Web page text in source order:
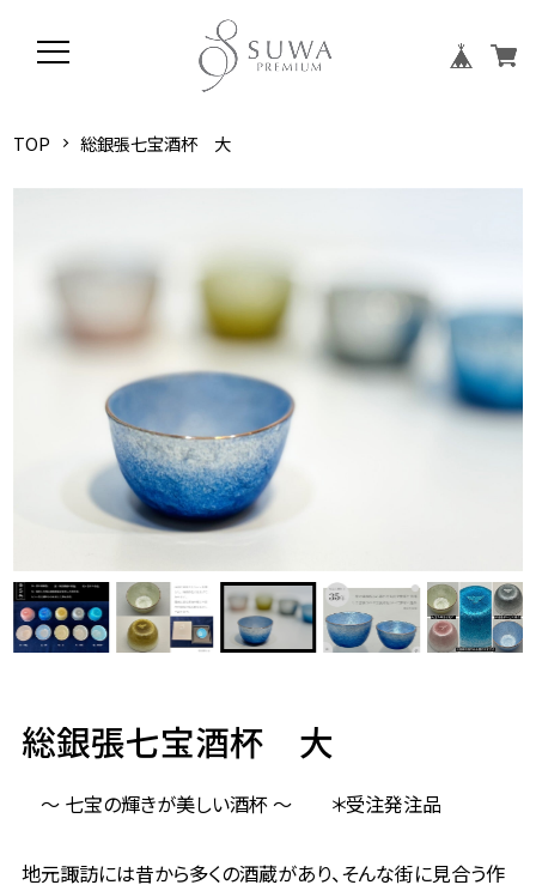
TOP 総銀張七宝酒杯 大
総銀張七宝酒杯 大
〜 七宝の輝きが美しい酒杯 〜 ＊受注発注品
地元諏訪には昔から多くの酒蔵があり、そんな街に見合う作